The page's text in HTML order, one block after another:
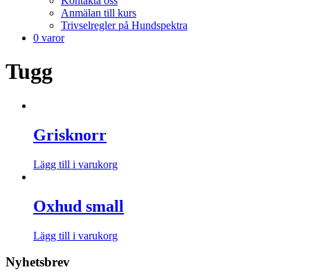
Anmälan till kurs
Trivselregler på Hundspektra
0 varor
Tugg
Grisknorr
Lägg till i varukorg
Oxhud small
Lägg till i varukorg
Nyhetsbrev